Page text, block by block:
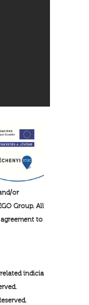
or
Group. All
to
indicia